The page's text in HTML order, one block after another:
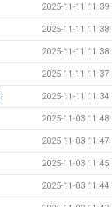
2025-11-11 11:39
2025-11-11 11:38
2025-11-11 11:38
2025-11-11 11:37
2025-11-11 11:34
2025-11-03 11:48
2025-11-03 11:47
2025-11-03 11:45
2025-11-03 11:44